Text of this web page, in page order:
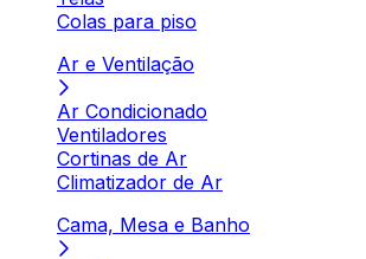
Colas para piso
Ar e Ventilação
Ar Condicionado
Ventiladores
Cortinas de Ar
Climatizador de Ar
Cama, Mesa e Banho